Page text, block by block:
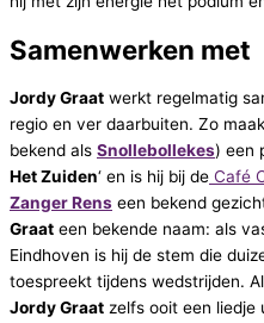
Samenwerken met
Jordy Graat werkt regelmatig
regio en ver daarbuiten. Zo
bekend als Snollebollekes) een
Het Zuiden‘ en is hij bij de Café
Zanger Rens een bekend
Graat een bekende naam: als
Eindhoven is hij de stem die
toespreekt tijdens wedstrijden.
Jordy Graat zelfs ooit een